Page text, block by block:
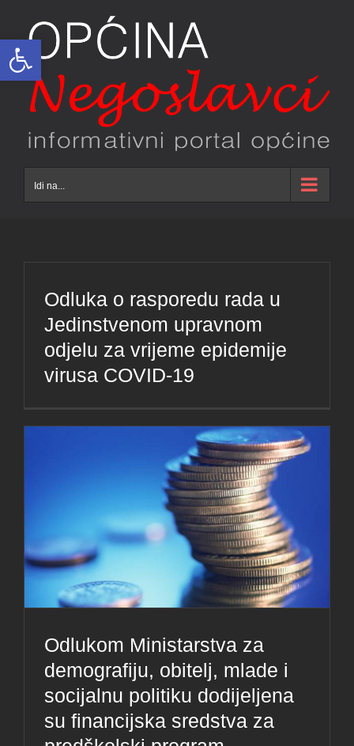
Open toolbar
content
Idi na...
Odluka o rasporedu rada u
Jedinstvenom upravnom
odjelu za vrijeme epidemije
virusa COVID-19
Odlukom Ministarstva za
demografiju, obitelj, mlade i
socijalnu politiku dodijeljena
su financijska sredstva za